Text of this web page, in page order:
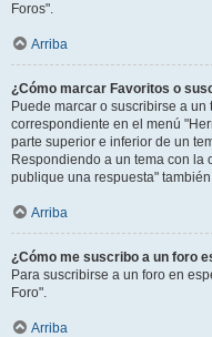
Foros".
Arriba
¿Cómo marcar Favoritos o
Puede marcar o suscribirse a
correspondiente en el menú
parte superior e inferior de un
Respondiendo a un tema con la
publique una respuesta"
Arriba
¿Cómo me suscribo a un foro
Para suscribirse a un foro en
Foro".
Arriba